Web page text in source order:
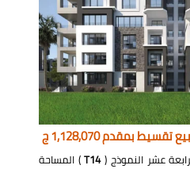
تقسيط بمقدم 1,128,070 ج
عشر النموذج (T14) المساحة